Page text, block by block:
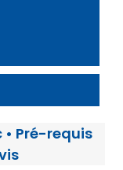
• Pré-requis